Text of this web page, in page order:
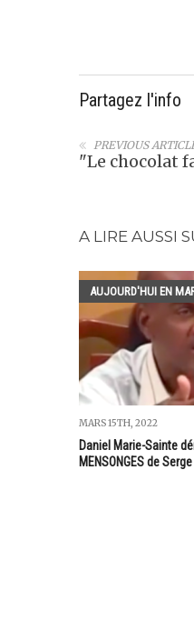
Partagez l'info
PREVIOUS
"Le chocolat
A LIRE AUSSI
AUJOURD'HUI EN
MARS 15TH, 2022
Daniel Marie-Sainte
MENSONGES de